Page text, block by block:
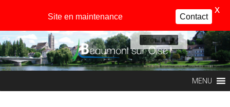
Profil
MENU
Site en maintenance Contact
X